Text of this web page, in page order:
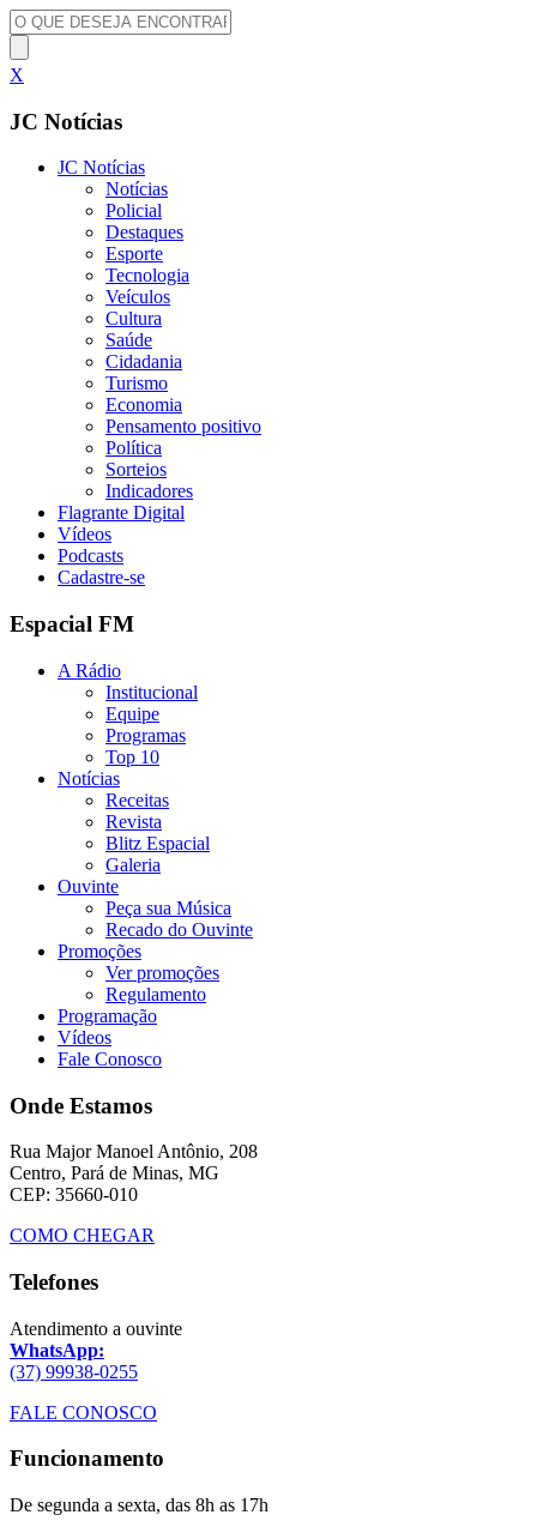
X
JC Notícias
JC Notícias
Notícias
Policial
Destaques
Esporte
Tecnologia
Veículos
Cultura
Saúde
Cidadania
Turismo
Economia
Pensamento positivo
Política
Sorteios
Indicadores
Flagrante Digital
Vídeos
Podcasts
Cadastre-se
Espacial FM
A Rádio
Institucional
Equipe
Programas
Top 10
Notícias
Receitas
Revista
Blitz Espacial
Galeria
Ouvinte
Peça sua Música
Recado do Ouvinte
Promoções
Ver promoções
Regulamento
Programação
Vídeos
Fale Conosco
Onde Estamos
Rua Major Manoel Antônio, 208
Centro, Pará de Minas, MG
CEP: 35660-010
COMO CHEGAR
Telefones
Atendimento a ouvinte
WhatsApp:
(37) 99938-0255
FALE CONOSCO
Funcionamento
De segunda a sexta, das 8h as 17h